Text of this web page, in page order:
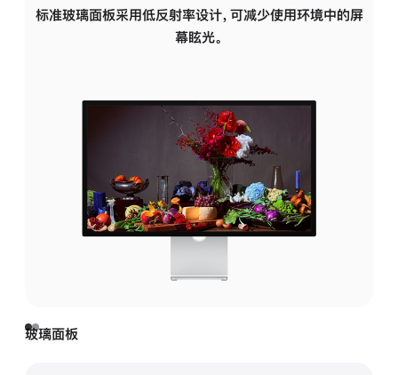
标准玻璃面板采用低反射率设计，可减少使用环境中的屏
幕眩光。
玻璃面板